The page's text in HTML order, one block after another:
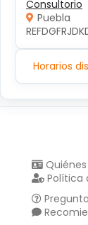
Consultorio
Puebla
Horarios
Política